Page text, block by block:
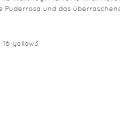
Puderrosa und das